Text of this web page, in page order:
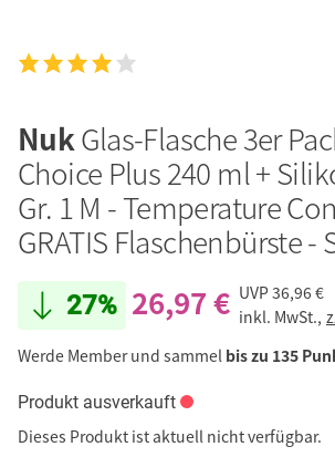
NukGlas-Flasche 3er
Choice Plus 240 ml +
Gr. 1 M - Temperature
GRATIS Flaschenbürste -
27% 26,97 € UVP36,96 €
inkl. MwSt.,
Werde Member und sammel bis zu 135
Produkt ausverkauft
Dieses Produkt ist aktuell nicht verfügbar.